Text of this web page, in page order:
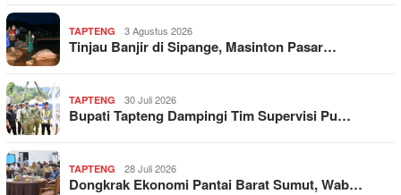
TAPTENG 3 Agustus 2026
Tinjau Banjir di Sipange, Masinton Pasar…
TAPTENG 30 Juli 2026
Bupati Tapteng Dampingi Tim Supervisi Pu…
TAPTENG 28 Juli 2026
Dongkrak Ekonomi Pantai Barat Sumut, Wab…